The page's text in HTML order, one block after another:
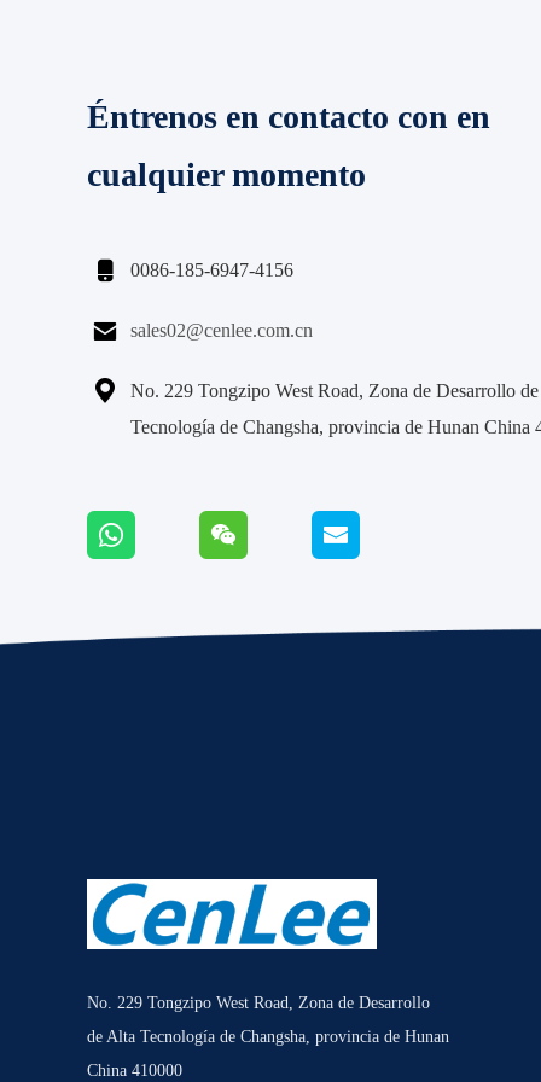
Éntrenos en contacto con en
cualquier momento
 0086-185-6947-4156
 sales02@cenlee.com.cn

No. 229 Tongzipo West Road, Zona de Desarrollo
Tecnología de Changsha, provincia de Hunan China
No. 229 Tongzipo West Road, Zona de Desarrollo
de Alta Tecnología de Changsha, provincia de Hunan
China 410000